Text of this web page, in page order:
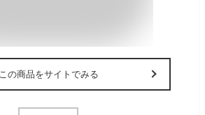
この商品をサイトでみる